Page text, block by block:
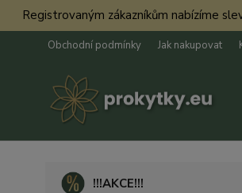
Registrovaným zákazníkům nabízíme
Obchodní podmínky Jak nakupovat
!!!AKCE!!!